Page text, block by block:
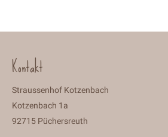
Kontakt
Straussenhof Kotzenbach
Kotzenbach 1a
92715 Püchersreuth